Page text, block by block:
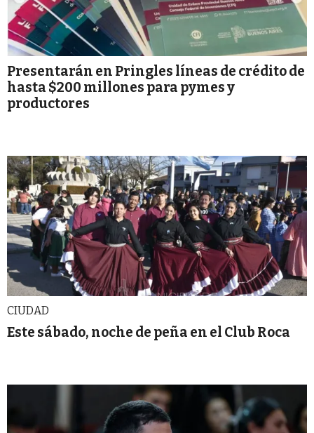
Presentarán en Pringles líneas de crédito de
hasta $200 millones para pymes y
productores
CIUDAD
Este sábado, noche de peña en el Club Roca